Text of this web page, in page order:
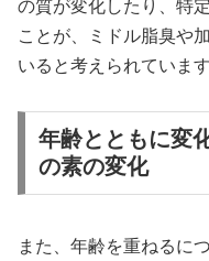
の質が変化したり、特
ことが、ミドル脂臭や
いると考えられています
年齢とともに変
の素の変化
また、年齢を重ねるに